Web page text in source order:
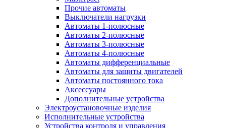
Прочие автоматы
Выключатели нагрузки
Автоматы 1-полюсные
Автоматы 2-полюсные
Автоматы 3-полюсные
Автоматы 4-полюсные
Автоматы дифференциальные
Автоматы для защиты двигателей
Автоматы постоянного тока
Аксессуары
Дополнительные устройства
Электроустановочные изделия
Исполнительные устройства
Устройства контроля и управления